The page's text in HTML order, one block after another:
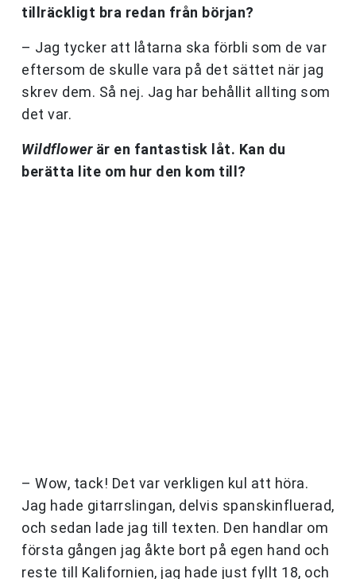
tillräckligt bra redan från början?
– Jag tycker att låtarna ska förbli som de var
eftersom de skulle vara på det sättet när jag
skrev dem. Så nej. Jag har behållit allting som
det var.
Wildflowerär en fantastisk låt. Kan du
berätta lite om hur den kom till?
– Wow, tack! Det var verkligen kul att höra.
Jag hade gitarrslingan, delvis spanskinfluerad,
och sedan lade jag till texten. Den handlar om
första gången jag åkte bort på egen hand och
reste till Kalifornien, jag hade just fyllt 18, och